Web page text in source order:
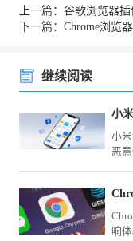
上一篇：谷歌浏览器
下一篇：Chrome浏览
继续阅读
小
小
恶
响